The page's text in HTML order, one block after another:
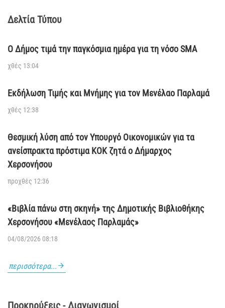
Δελτία Τύπου
Ο Δήμος τιμά την παγκόσμια ημέρα για τη νόσο SMA
χθές 13:04
Εκδήλωση Τιμής και Μνήμης για τον Μενέλαο Παρλαμά
χθές 12:38
Θεσμική λύση από τον Υπουργό Οικονομικών για τα
ανείσπρακτα πρόστιμα ΚΟΚ ζητά ο Δήμαρχος
Χερσονήσου
προχθές 12:36
«Βιβλία πάνω στη σκηνή» της Δημοτικής Βιβλιοθήκης
Χερσονήσου «Μενέλαος Παρλαμάς»
04/08/2026 08:18
περισσότερα...